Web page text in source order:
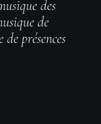
des
de
présences